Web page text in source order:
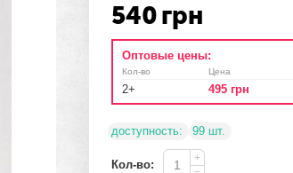
540грн
Оптовые цены:
Кол-во
2+
Цена
495грн
доступность: 99 шт.
Кол-во:
+